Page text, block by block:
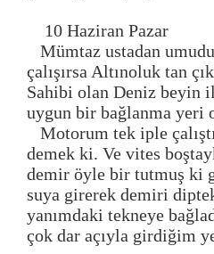
10 Haziran Pazar
Mümtaz ustadan
çalışırsa Altınoluk tan
Sahibi olan Deniz beyin
uygun bir bağlanma yeri
Motorum tek iple
demek ki. Ve vites
demir öyle bir tutmuş ki
suya girerek demiri
yanımdaki tekneye
çok dar açıyla girdiğim